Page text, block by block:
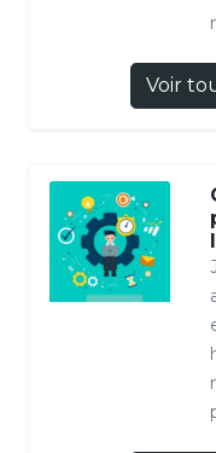
Voir